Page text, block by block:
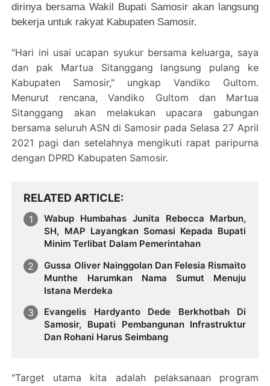
dirinya bersama Wakil Bupati Samosir akan langsung
bekerja untuk rakyat Kabupaten Samosir.
"Hari ini usai ucapan syukur bersama keluarga, saya
dan pak Martua Sitanggang langsung pulang ke
Kabupaten Samosir," ungkap Vandiko Gultom.
Menurut rencana, Vandiko Gultom dan Martua
Sitanggang akan melakukan upacara gabungan
bersama seluruh ASN di Samosir pada Selasa 27 April
2021 pagi dan setelahnya mengikuti rapat paripurna
dengan DPRD Kabupaten Samosir.
RELATED ARTICLE
Wabup Humbahas Junita Rebecca Marbun,
SH, MAP Layangkan Somasi Kepada Bupati
Minim Terlibat Dalam Pemerintahan
Gussa Oliver Nainggolan Dan Felesia Rismaito
Munthe Harumkan Nama Sumut Menuju
Istana Merdeka
Evangelis Hardyanto Dede Berkhotbah Di
Samosir, Bupati Pembangunan Infrastruktur
Dan Rohani Harus Seimbang
"Target utama kita adalah pelaksanaan program